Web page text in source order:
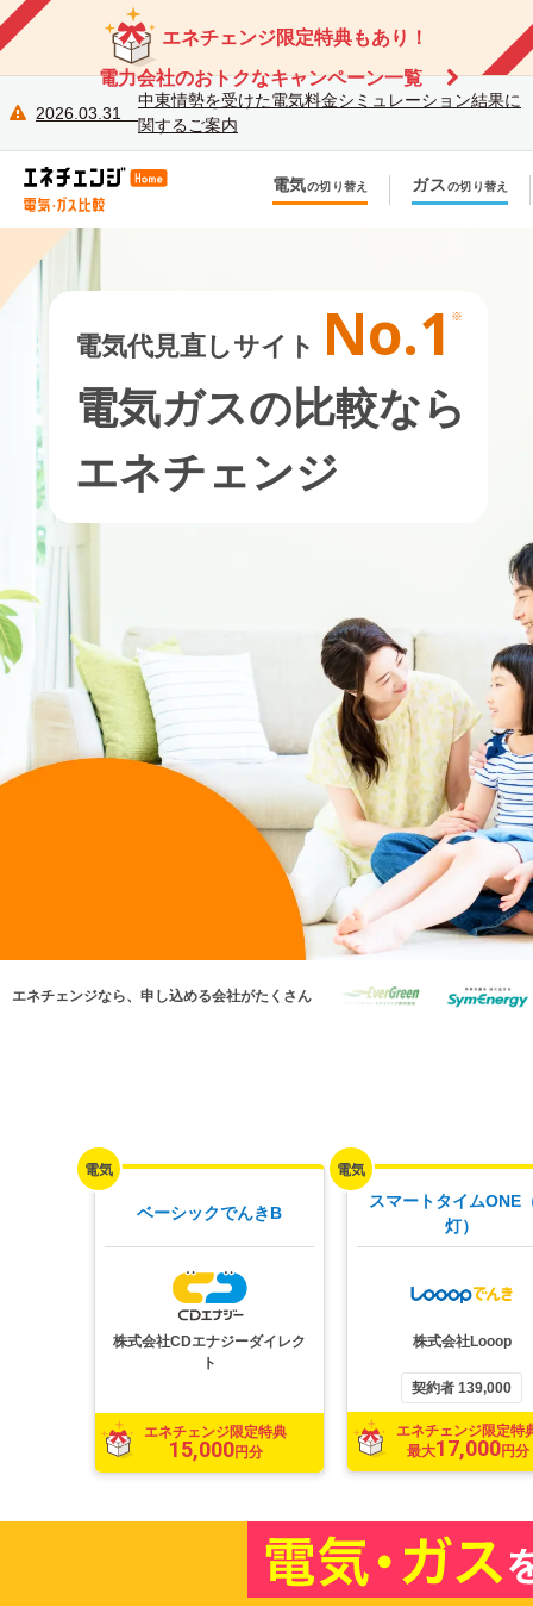
エネチェンジ限定特典もあり！
電力会社のおトクなキャンペーン一覧
2026.03.31
中東情勢を受けた電気料金シミュレーション結果に
関するご案内
電気の切り替え ガスの切り替え
電気代見直しサイト No.1
電気ガスの比較なら
エネチェンジ
エネチェンジなら、申し込める会社がたくさん
ベーシックでんきB
株式会社CDエナジーダイレク
ト
エネチェンジ限定特典
15,000円分
スマートタイムONE
灯）
株式会社Looop
契約者 139,000
エネチェンジ限定特
最大17,000円分